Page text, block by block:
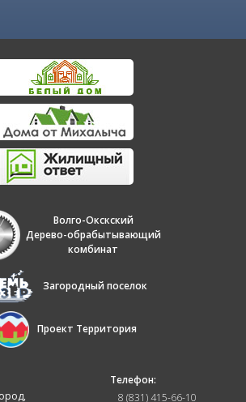
Волго-Окскский
Дерево-обрабытывающий
комбинат
Загородный поселок
Проект Территория
Телефон:
8 (831) 415-66-10